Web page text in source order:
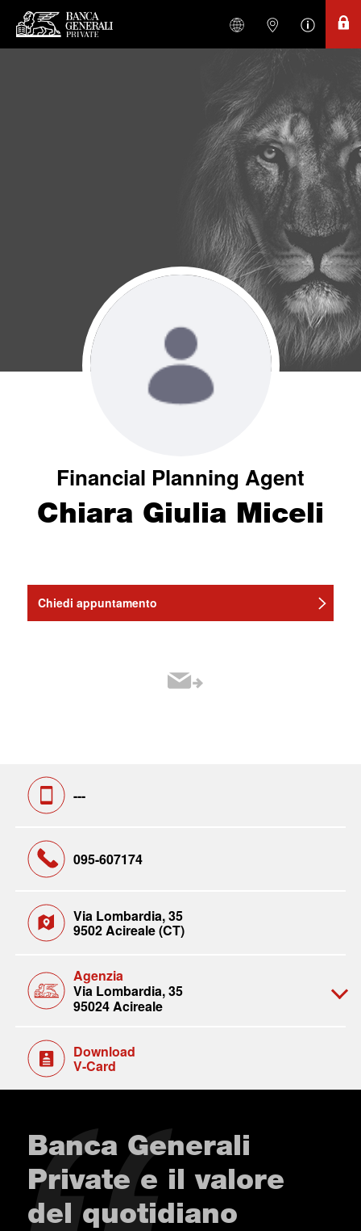
Financial Planning Agent
Chiara Giulia Miceli
Chiedi appuntamento
---
095-607174
Via Lombardia, 35
9502 Acireale (CT)
Agenzia
Via Lombardia, 35
95024 Acireale
Download
V-Card
Banca Generali
Private e il valore
del quotidiano